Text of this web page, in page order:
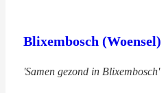
Blixembosch (Woensel)
'Samen gezond in Blixembosch'